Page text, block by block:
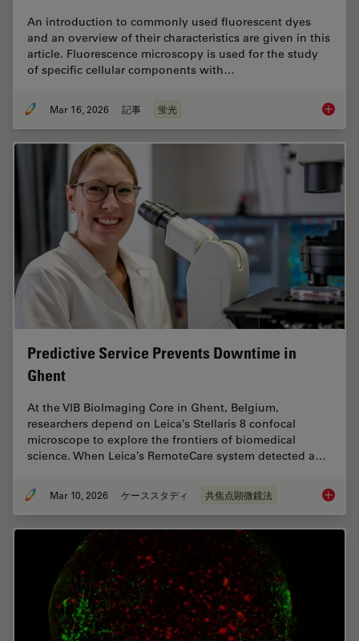
An introduction to commonly used fluorescent dyes
and an overview of their characteristics are given in this
article. Fluorescence microscopy is used for the study
of specific cellular components with…
Mar 16, 2026 記事 蛍光
Predictive Service Prevents Downtime in
Ghent
At the VIB BioImaging Core in Ghent, Belgium,
researchers depend on Leica’s Stellaris 8 confocal
microscope to explore the frontiers of biomedical
science. When Leica’s RemoteCare system detected a…
Mar 10, 2026 ケーススタディ 共焦点顕微鏡法